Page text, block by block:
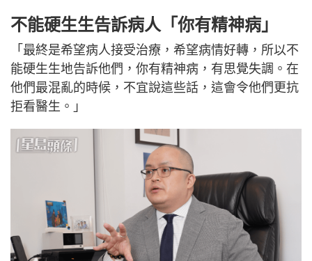
不能硬生生告訴病人「你有精神病」
「最終是希望病人接受治療，希望病情好轉，所以不
能硬生生地告訴他們，你有精神病，有思覺失調。在
他們最混亂的時候，不宜說這些話，這會令他們更抗
拒看醫生。」